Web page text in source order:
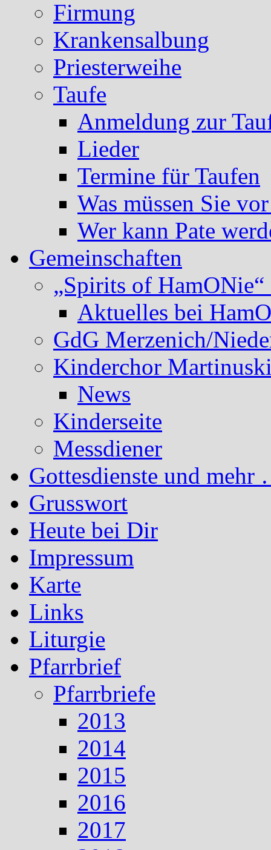
Firmung
Krankensalbung
Priesterweihe
Taufe
Anmeldung zur
Lieder
Termine für Taufen
Was müssen Sie
Wer kann Pate
Gemeinschaften
„Spirits of HamONie“
Aktuelles bei
GdG Merzenich/
Kinderchor
News
Kinderseite
Messdiener
Gottesdienste und mehr
Grusswort
Heute bei Dir
Impressum
Karte
Links
Liturgie
Pfarrbrief
Pfarrbriefe
2013
2014
2015
2016
2017